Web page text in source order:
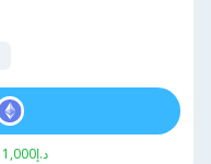
د.إ1,000 - د.إ100,000